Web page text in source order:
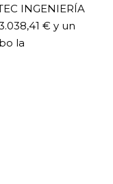
INGENIERÍA
€ y un
la